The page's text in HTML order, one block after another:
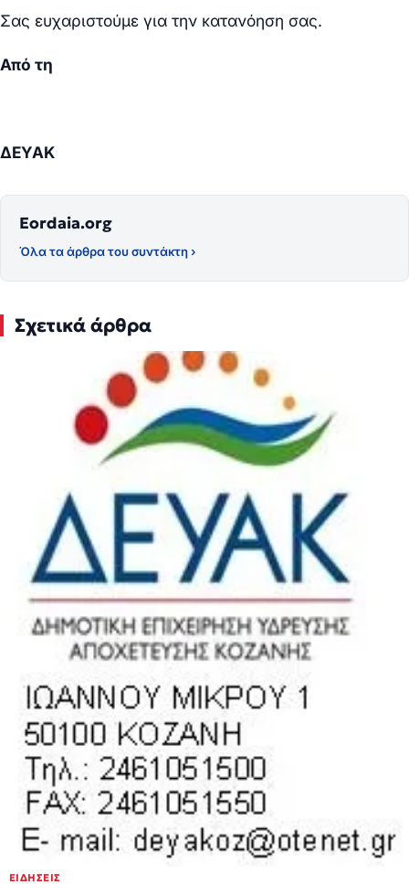
Σας ευχαριστούμε για την κατανόηση σας.
Από τη
ΔΕΥΑΚ
Eordaia.org
Όλα τα άρθρα του συντάκτη ›
Σχετικά άρθρα
ΕΙΔΉΣΕΙΣ